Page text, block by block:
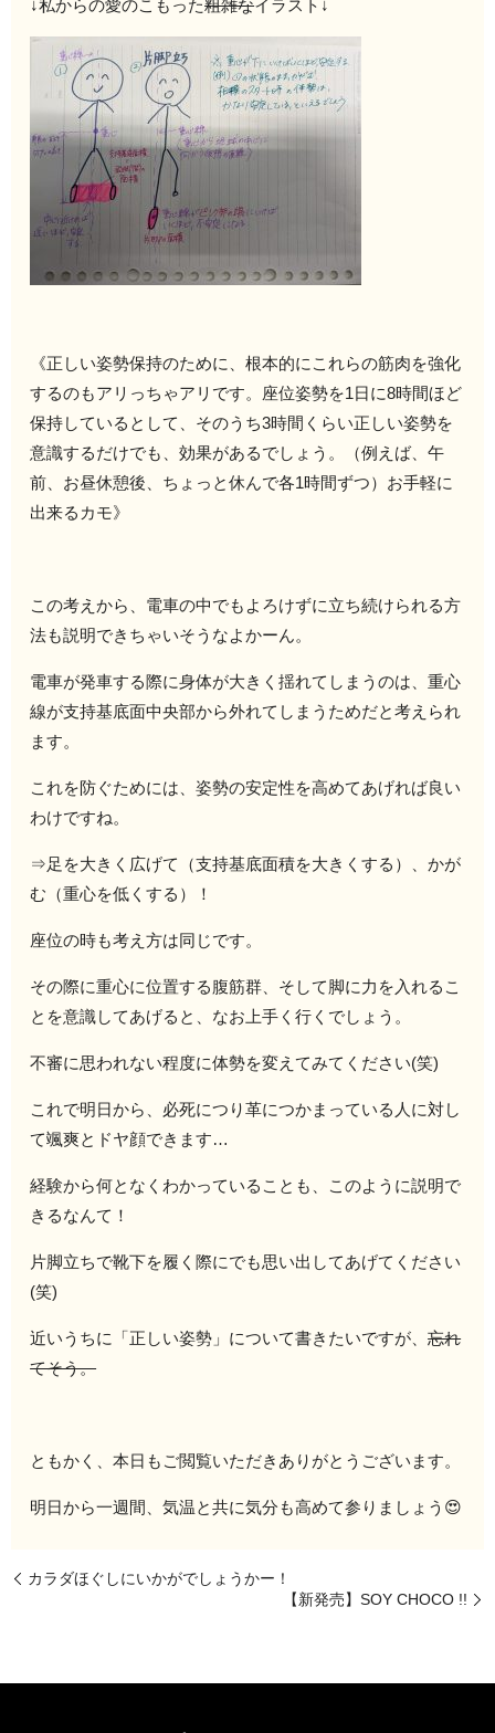
↓私からの愛のこもった粗雑なイラスト↓
《正しい姿勢保持のために、根本的にこれらの筋肉を強化
するのもアリっちゃアリです。座位姿勢を1日に8時間ほど
保持しているとして、そのうち3時間くらい正しい姿勢を
意識するだけでも、効果があるでしょう。（例えば、午
前、お昼休憩後、ちょっと休んで各1時間ずつ）お手軽に
出来るカモ》
この考えから、電車の中でもよろけずに立ち続けられる方
法も説明できちゃいそうなよかーん。
電車が発車する際に身体が大きく揺れてしまうのは、重心
線が支持基底面中央部から外れてしまうためだと考えられ
ます。
これを防ぐためには、姿勢の安定性を高めてあげれば良い
わけですね。
⇒足を大きく広げて（支持基底面積を大きくする）、かが
む（重心を低くする）！
座位の時も考え方は同じです。
その際に重心に位置する腹筋群、そして脚に力を入れるこ
とを意識してあげると、なお上手く行くでしょう。
不審に思われない程度に体勢を変えてみてください(笑)
これで明日から、必死につり革につかまっている人に対し
て颯爽とドヤ顔できます…
経験から何となくわかっていることも、このように説明で
きるなんて！
片脚立ちで靴下を履く際にでも思い出してあげてください
(笑)
近いうちに「正しい姿勢」について書きたいですが、忘れ
てそう。
ともかく、本日もご閲覧いただきありがとうございます。
明日から一週間、気温と共に気分も高めて参りましょう😍
カラダほぐしにいかがでしょうかー！
【新発売】SOY CHOCO !!